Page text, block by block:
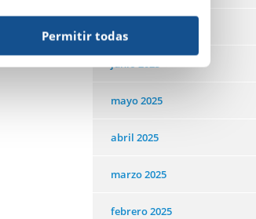
junio 2025
mayo 2025
abril 2025
marzo 2025
febrero 2025
Permitir todas